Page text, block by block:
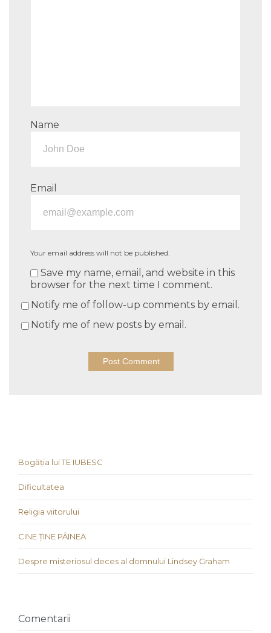
Name
Email
Your email address will not be published.
Save my name, email, and website in this
browser for the next time I comment.
Notify me of follow-up comments by email.
Notify me of new posts by email.
Bogăția lui TE IUBESC
Dificultatea
Religia viitorului
CINE ȚINE PÂINEA
Despre misteriosul deces al domnului Lindsey Graham
Comentarii